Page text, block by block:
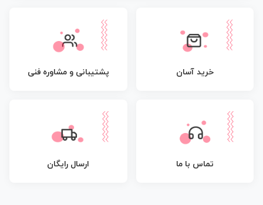
خرید آسان پشتیبانی و مشاوره فنی
تماس با ما ارسال رایگان